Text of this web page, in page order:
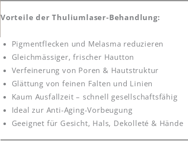
Vorteile der Thuliumlaser-Behandlung:
Pigmentflecken und Melasma reduzieren
Gleichmässiger, frischer Hautton
Verfeinerung von Poren & Hautstruktur
Glättung von feinen Falten und Linien
Kaum Ausfallzeit – schnell gesellschaftsfähig
Ideal zur Anti-Aging-Vorbeugung
Geeignet für Gesicht, Hals, Dekolleté & Hände